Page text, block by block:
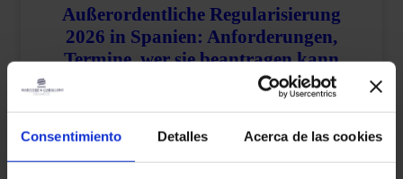
Consentimiento Detalles Acerca de las cookies
Außerordentliche Regularisierung
2026 in Spanien: Anforderungen,
Termine, wer sie beantragen kann
und wie man sich darauf vorbereitet